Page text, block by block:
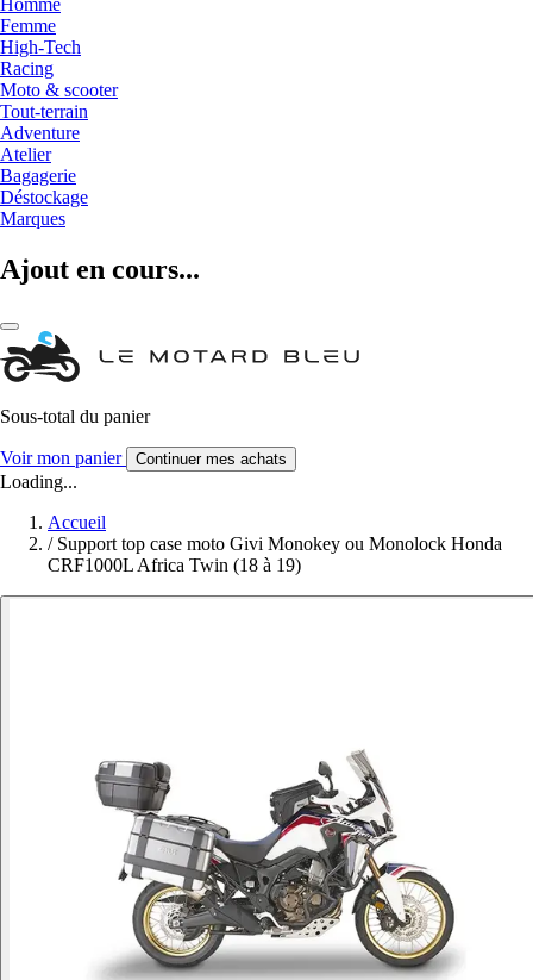
Homme
Femme
High-Tech
Racing
Moto & scooter
Tout-terrain
Adventure
Atelier
Bagagerie
Déstockage
Marques
Ajout en cours...
Sous-total du panier
Voir mon panier Continuer mes achats
Loading...
Accueil
/ Support top case moto Givi Monokey ou Monolock Honda
CRF1000L Africa Twin (18 à 19)